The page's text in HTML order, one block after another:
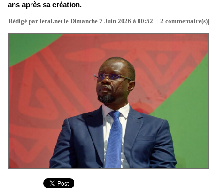
ans après sa création.
Rédigé par leral.net le Dimanche 7 Juin 2026 à 00:52 | | 2 commentaire(s)|